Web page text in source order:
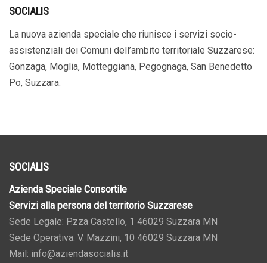
SOCIALIS
La nuova azienda speciale che riunisce i servizi socio-
assistenziali dei Comuni dell’ambito territoriale Suzzarese:
Gonzaga, Moglia, Motteggiana, Pegognaga, San Benedetto
Po, Suzzara.
SOCIALIS
Azienda Speciale Consortile
Servizi alla persona del territorio Suzzarese
Sede Legale: P.zza Castello, 1 46029 Suzzara MN
Sede Operativa: V. Mazzini, 10 46029 Suzzara MN
Mail: info@aziendasocialis.it